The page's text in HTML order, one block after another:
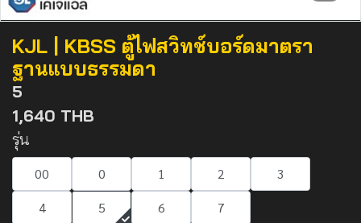
KJL | KBSS ตู้ไฟสวิทช์บอร์ดมาตรา
ฐานแบบธรรมดา
5
1,640 THB
รุ่น
00 0 1 2
3
4
5 6 7